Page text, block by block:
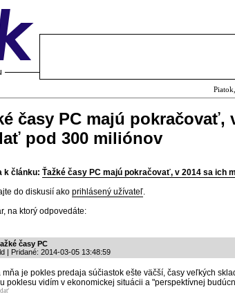
časy PC majú pokračovať,
pod 300 miliónov
k článku: Ťažké časy PC majú pokračovať, v 2014 sa ich
do diskusií ako prihlásený užívateľ.
na ktorý odpovedáte:
časy PC
| Pridané: 2014-03-05 13:48:59
je pokles predaja súčiastok ešte väčší, časy veľkých
poklesu vidím v ekonomickej situácii a "perspektívnej